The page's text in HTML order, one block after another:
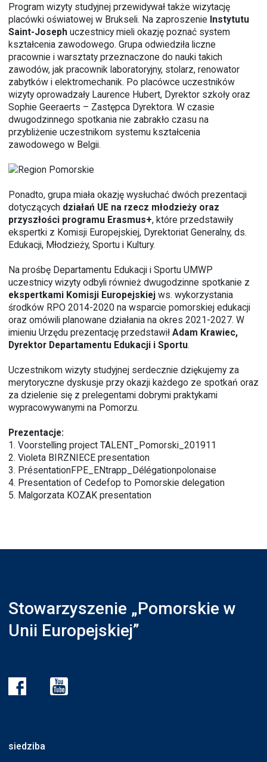
Program wizyty studyjnej przewidywał także wizytację
placówki oświatowej w Brukseli. Na zaproszenie Instytutu
Saint-Joseph uczestnicy mieli okazję poznać system
kształcenia zawodowego. Grupa odwiedziła liczne
pracownie i warsztaty przeznaczone do nauki takich
zawodów, jak pracownik laboratoryjny, stolarz, renowator
zabytków i elektromechanik. Po placówce uczestników
wizyty oprowadzały Laurence Hubert, Dyrektor szkoły oraz
Sophie Geeraerts – Zastępca Dyrektora. W czasie
dwugodzinnego spotkania nie zabrakło czasu na
przybliżenie uczestnikom systemu kształcenia
zawodowego w Belgii.
Ponadto, grupa miała okazję wysłuchać dwóch prezentacji
dotyczących działań UE na rzecz młodzieży oraz
przyszłości programu Erasmus+, które przedstawiły
ekspertki z Komisji Europejskiej, Dyrektoriat Generalny, ds.
Edukacji, Młodzieży, Sportu i Kultury.
Na prośbę Departamentu Edukacji i Sportu UMWP
uczestnicy wizyty odbyli również dwugodzinne spotkanie z
ekspertkami Komisji Europejskiej ws. wykorzystania
środków RPO 2014-2020 na wsparcie pomorskiej edukacji
oraz omówili planowane działania na okres 2021-2027. W
imieniu Urzędu prezentację przedstawił Adam Krawiec,
Dyrektor Departamentu Edukacji i Sportu.
Uczestnikom wizyty studyjnej serdecznie dziękujemy za
merytoryczne dyskusje przy okazji każdego ze spotkań oraz
za dzielenie się z prelegentami dobrymi praktykami
wypracowywanymi na Pomorzu.
Prezentacje:
1. Voorstelling project TALENT_Pomorski_201911
2. Violeta BIRZNIECE presentation
3. PrésentationFPE_ENtrapp_Délégationpolonaise
4. Presentation of Cedefop to Pomorskie delegation
5. Malgorzata KOZAK presentation
Stowarzyszenie „Pomorskie w
Unii Europejskiej”
siedziba